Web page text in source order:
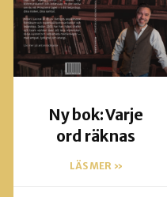
Ny bok: Varje
ord räknas
LÄS MER »